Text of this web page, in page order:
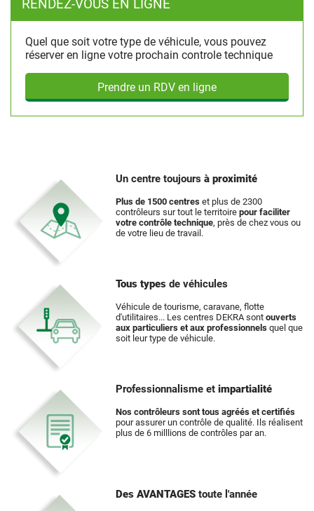
RENDEZ-VOUS EN LIGNE
Quel que soit votre type de véhicule, vous pouvez
réserver en ligne votre prochain controle technique
Prendre un RDV en ligne
Un centre toujours à proximité
Plus de 1500 centres et plus de 2300
contrôleurs sur tout le territoire pour faciliter
votre contrôle technique, près de chez vous ou
de votre lieu de travail.
Tous types de véhicules
Véhicule de tourisme, caravane, flotte
d'utilitaires... Les centres DEKRA sont ouverts
aux particuliers et aux professionnels quel que
soit leur type de véhicule.
Professionnalisme et impartialité
Nos contrôleurs sont tous agréés et certifiés
pour assurer un contrôle de qualité. Ils réalisent
plus de 6 milllions de contrôles par an.
Des AVANTAGES toute l'année